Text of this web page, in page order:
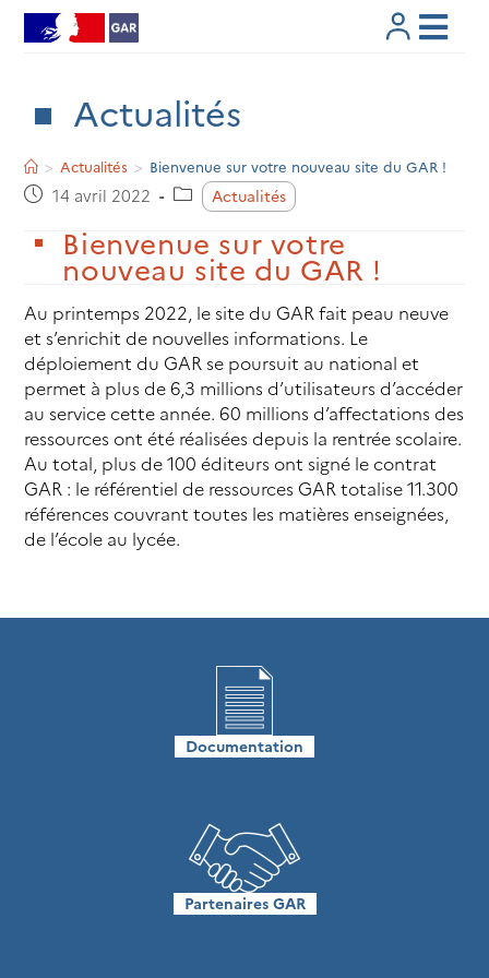
Actualités
> Actualités > Bienvenue sur votre nouveau site du GAR !
Post14 avril 2022
Post
category:
Actualités
Bienvenue sur votre
nouveau site du GAR !
Au printemps 2022, le site du GAR fait peau neuve
et s’enrichit de nouvelles informations. Le
déploiement du GAR se poursuit au national et
permet à plus de 6,3 millions d’utilisateurs d’accéder
au service cette année. 60 millions d’affectations des
ressources ont été réalisées depuis la rentrée scolaire.
Au total, plus de 100 éditeurs ont signé le contrat
GAR : le référentiel de ressources GAR totalise 11.300
références couvrant toutes les matières enseignées,
de l’école au lycée.
Documentation
Partenaires GAR